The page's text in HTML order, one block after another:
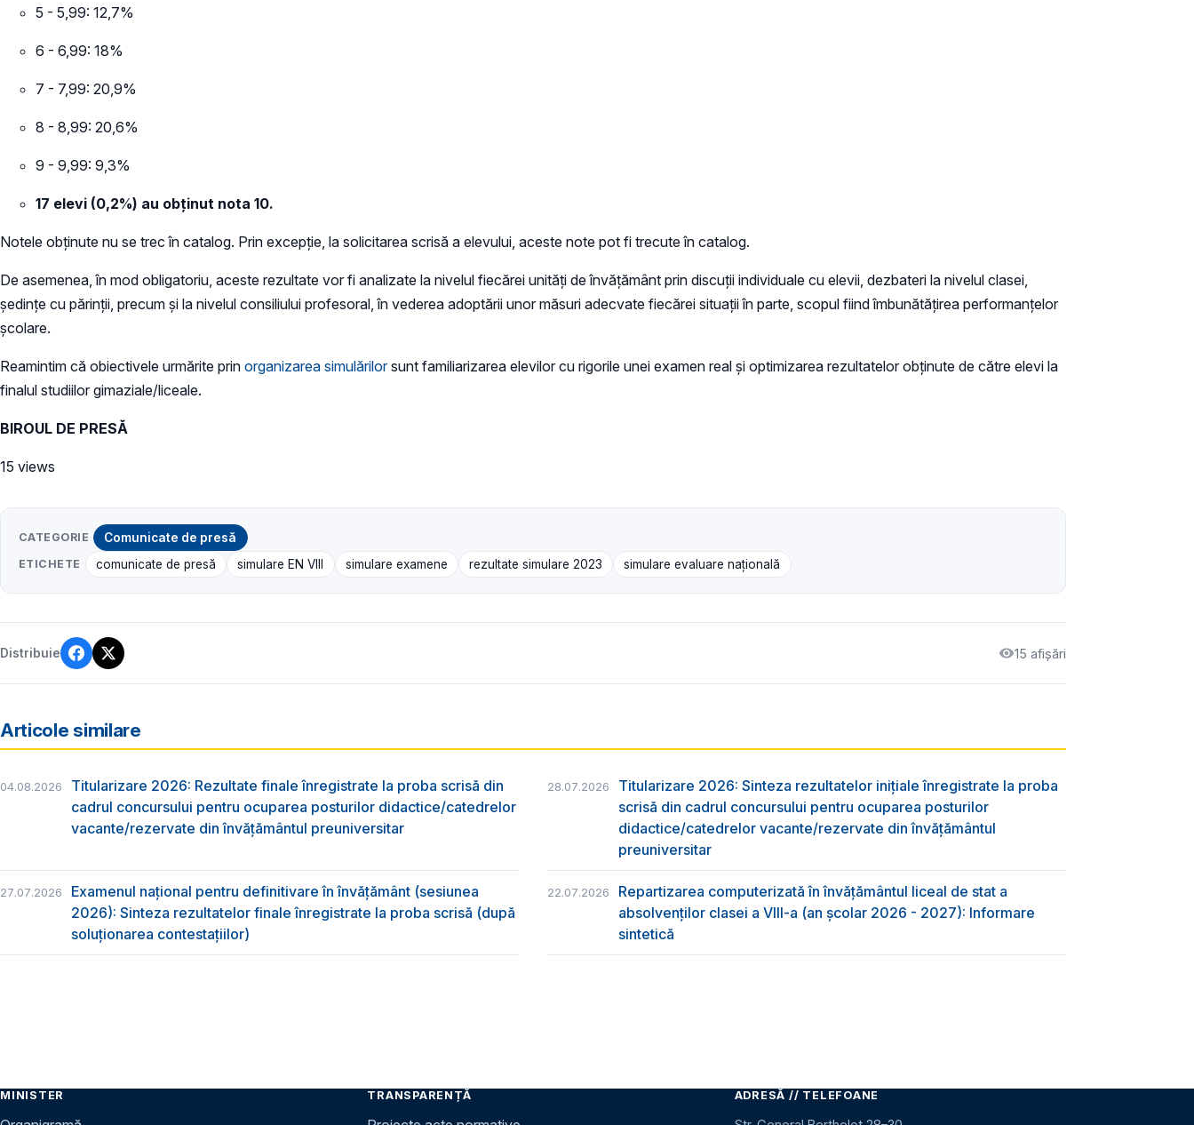
5 - 5,99: 12,7%
6 - 6,99: 18%
7 - 7,99: 20,9%
8 - 8,99: 20,6%
9 - 9,99: 9,3%
17 elevi (0,2%) au obținut nota 10.
Notele obținute nu se trec în catalog. Prin excepție, la solicitarea scrisă a elevului, aceste note pot fi trecute în catalog.
De asemenea, în mod obligatoriu, aceste rezultate vor fi analizate la nivelul fiecărei unități de învățământ prin discuții individuale cu elevii, dezbateri la nivelul clasei,
ședințe cu părinții, precum și la nivelul consiliului profesoral, în vederea adoptării unor măsuri adecvate fiecărei situații în parte, scopul fiind îmbunătățirea performanțelor
școlare.
Reamintim că obiectivele urmărite prin organizarea simulărilorsunt familiarizarea elevilor cu rigorile unei examen real și optimizarea rezultatelor obţinute de către elevi la
finalul studiilor gimaziale/liceale.
BIROUL DE PRESĂ
15 views
CATEGORIE Comunicate de presă
ETICHETE comunicate de presă simulare EN VIII simulare examene rezultate simulare 2023 simulare evaluare națională
Distribuie 15 afișări
Articole similare
04.08.2026
Titularizare 2026: Rezultate finale înregistrate la proba scrisă din
cadrul concursului pentru ocuparea posturilor didactice/catedrelor
vacante/rezervate din învăţământul preuniversitar
28.07.2026
Titularizare 2026: Sinteza rezultatelor inițiale înregistrate la proba
scrisă din cadrul concursului pentru ocuparea posturilor
didactice/catedrelor vacante/rezervate din învăţământul
preuniversitar
27.07.2026
Examenul național pentru definitivare în învățământ (sesiunea
2026): Sinteza rezultatelor finale înregistrate la proba scrisă (după
soluționarea contestațiilor)
22.07.2026
Repartizarea computerizată în învăţământul liceal de stat a
absolvenţilor clasei a VIII-a (an școlar 2026 - 2027): Informare
sintetică
MINISTER TRANSPARENȚĂ ADRESĂ // TELEFOANE